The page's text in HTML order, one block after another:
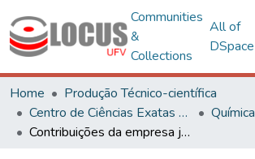
Communities
&
Collections
All of
DSpace
Home
Produção Técnico-científica
Centro de Ciências Exatas e Tecnológicas
Química
Contribuições da empresa júnior para a formação profissional dos estudantes de Química e Engenharia Química da UFV